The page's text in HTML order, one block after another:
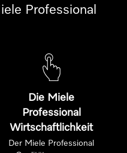
Professional
Die Miele
Professional
Wirtschaftlichkeit
Der Miele Professional